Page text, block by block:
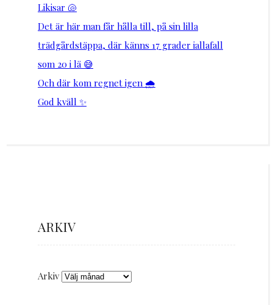
Likisar 🐚
Det är här man får hålla till, på sin lilla
trädgårdstäppa, där känns 17 grader iallafall
som 20 i lä 😅
Och där kom regnet igen 🌧️
God kväll ✨
ARKIV
Arkiv